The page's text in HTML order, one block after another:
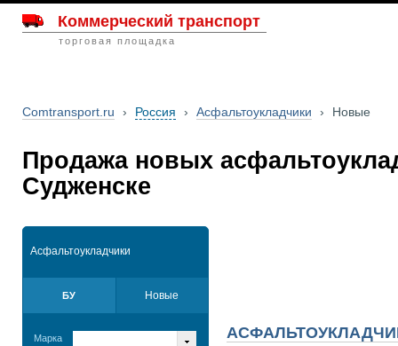
Коммерческий транспорт
торговая площадка
Comtransport.ru › Россия › Асфальтоукладчики › Новые
Продажа новых
Судженске
Асфальтоукладчики
БУ Новые
Марка